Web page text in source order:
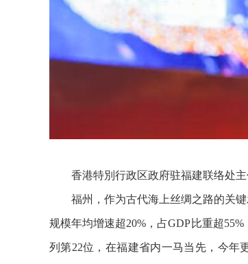
香港特別行政区政府驻福建联络处
福州，作为古代海上丝绸之路的关
规模年均增速超20%，占GDP比重超
列第22位，在福建省内一马当先，今年